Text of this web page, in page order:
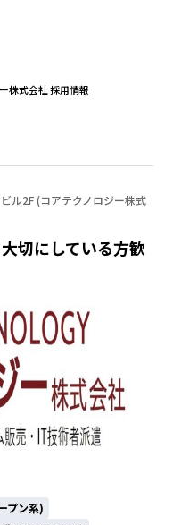
株式会社 採用情報
ル2F (コアテクノロジー株式
切にしている方歓
プン系)